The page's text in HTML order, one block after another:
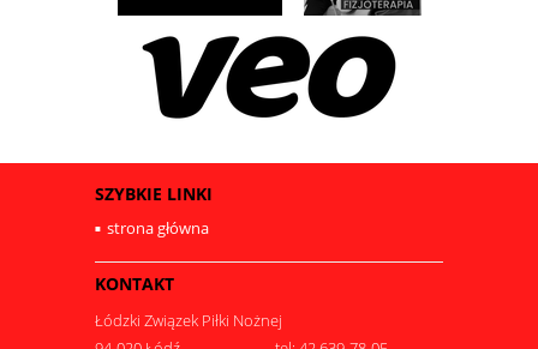
SZYBKIE LINKI
strona główna
KONTAKT
Łódzki Związek Piłki Nożnej